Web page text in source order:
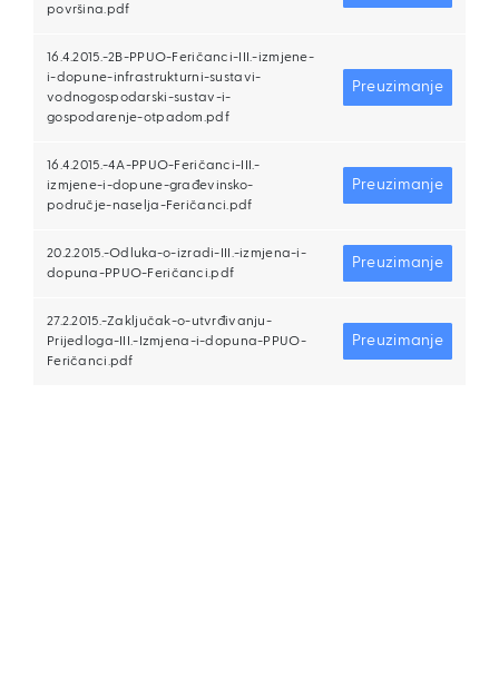
površina.pdf
16.4.2015.-2B-PPUO-Feričanci-III.-izmjene-
i-dopune-infrastrukturni-sustavi-
vodnogospodarski-sustav-i-
gospodarenje-otpadom.pdf
Preuzimanje
16.4.2015.-4A-PPUO-Feričanci-III.-
izmjene-i-dopune-građevinsko-
područje-naselja-Feričanci.pdf
Preuzimanje
20.2.2015.-Odluka-o-izradi-III.-izmjena-i-
dopuna-PPUO-Feričanci.pdf
Preuzimanje
27.2.2015.-Zaključak-o-utvrđivanju-
Prijedloga-III.-Izmjena-i-dopuna-PPUO-
Feričanci.pdf
Preuzimanje